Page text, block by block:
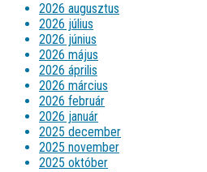
2026 augusztus
2026 július
2026 június
2026 május
2026 április
2026 március
2026 február
2026 január
2025 december
2025 november
2025 október